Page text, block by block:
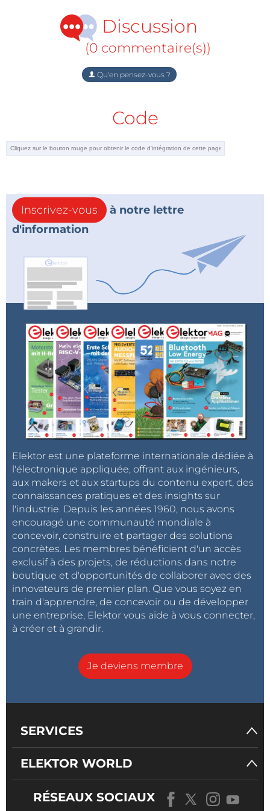
Discussion
(0 commentaire(s))
Qu'en pensez-vous ?
Code
Inscrivez-vous
à notre lettre
d'information
Elektor est une plateforme internationale dédiée à
l'électronique appliquée, offrant aux ingénieurs,
aux makers et aux startups du contenu expert, des
connaissances pratiques et des insights sur
l'industrie. Depuis les années 1960, nous avons
encouragé une communauté mondiale à
concevoir, construire et partager des solutions
concrètes. Les membres bénéficient d'un accès
exclusif à des projets, de réductions dans notre
boutique et d'opportunités de collaborer avec des
innovateurs de premier plan. Que vous soyez en
train d'apprendre, de concevoir ou de développer
une entreprise, Elektor vous aide à vous connecter,
à créer et à grandir.
Je deviens membre
SERVICES
ELEKTOR WORLD
RÉSEAUX SOCIAUX